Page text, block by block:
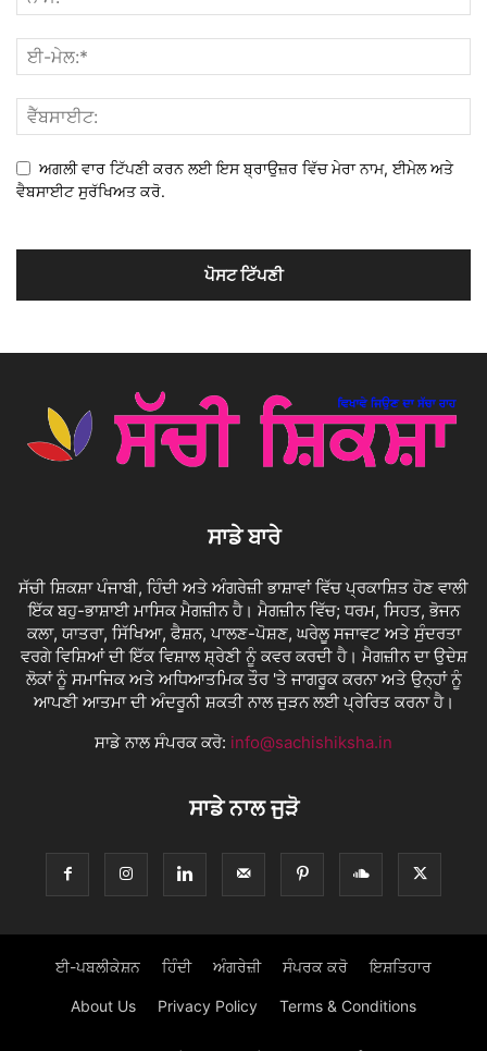
ਅਗਲੀ ਵਾਰ ਟਿੱਪਣੀ ਕਰਨ ਲਈ ਇਸ ਬ੍ਰਾਉਜ਼ਰ ਵਿੱਚ ਮੇਰਾ ਨਾਮ, ਈਮੇਲ ਅਤੇ
ਵੈਬਸਾਈਟ ਸੁਰੱਖਿਅਤ ਕਰੋ.
ਸਾਡੇ ਬਾਰੇ
ਸੱਚੀ ਸ਼ਿਕਸ਼ਾ ਪੰਜਾਬੀ, ਹਿੰਦੀ ਅਤੇ ਅੰਗਰੇਜ਼ੀ ਭਾਸ਼ਾਵਾਂ ਵਿੱਚ ਪ੍ਰਕਾਸ਼ਿਤ ਹੋਣ ਵਾਲੀ
ਇੱਕ ਬਹੁ-ਭਾਸ਼ਾਈ ਮਾਸਿਕ ਮੈਗਜ਼ੀਨ ਹੈ। ਮੈਗਜ਼ੀਨ ਵਿੱਚ; ਧਰਮ, ਸਿਹਤ, ਭੋਜਨ
ਕਲਾ, ਯਾਤਰਾ, ਸਿੱਖਿਆ, ਫੈਸ਼ਨ, ਪਾਲਣ-ਪੋਸ਼ਣ, ਘਰੇਲੂ ਸਜਾਵਟ ਅਤੇ ਸੁੰਦਰਤਾ
ਵਰਗੇ ਵਿਸ਼ਿਆਂ ਦੀ ਇੱਕ ਵਿਸ਼ਾਲ ਸ਼੍ਰੇਣੀ ਨੂੰ ਕਵਰ ਕਰਦੀ ਹੈ। ਮੈਗਜ਼ੀਨ ਦਾ ਉਦੇਸ਼
ਲੋਕਾਂ ਨੂੰ ਸਮਾਜਿਕ ਅਤੇ ਅਧਿਆਤਮਿਕ ਤੌਰ 'ਤੇ ਜਾਗਰੂਕ ਕਰਨਾ ਅਤੇ ਉਨ੍ਹਾਂ ਨੂੰ
ਆਪਣੀ ਆਤਮਾ ਦੀ ਅੰਦਰੂਨੀ ਸ਼ਕਤੀ ਨਾਲ ਜੁੜਨ ਲਈ ਪ੍ਰੇਰਿਤ ਕਰਨਾ ਹੈ।
ਸਾਡੇ ਨਾਲ ਸੰਪਰਕ ਕਰੋ: info@sachishiksha.in
ਸਾਡੇ ਨਾਲ ਜੁੜੋ
ਈ-ਪਬਲੀਕੇਸ਼ਨ ਹਿੰਦੀ ਅੰਗਰੇਜ਼ੀ ਸੰਪਰਕ ਕਰੋ ਇਸ਼ਤਿਹਾਰ
About Us Privacy Policy Terms & Conditions